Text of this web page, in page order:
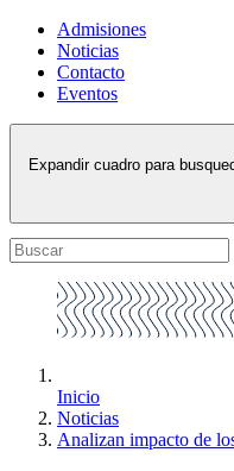
Admisiones
Noticias
Contacto
Eventos
Expandir cuadro para
Inicio
Noticias
Analizan impacto de